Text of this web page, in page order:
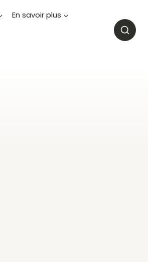
En savoir plus